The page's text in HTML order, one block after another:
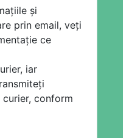
și
prin email, veți
ce
iar
conform